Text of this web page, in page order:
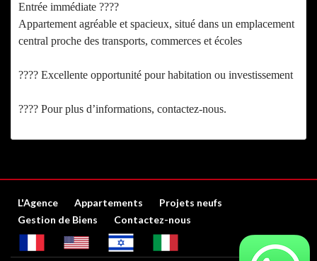
Entrée immédiate ????️
Appartement agréable et spacieux, situé dans un emplacement
central proche des transports, commerces et écoles
????️ Excellente opportunité pour habitation ou investissement
???? Pour plus d’informations, contactez-nous.
L'Agence Appartements
Projets neufs
Gestion de Biens
Contactez-nous